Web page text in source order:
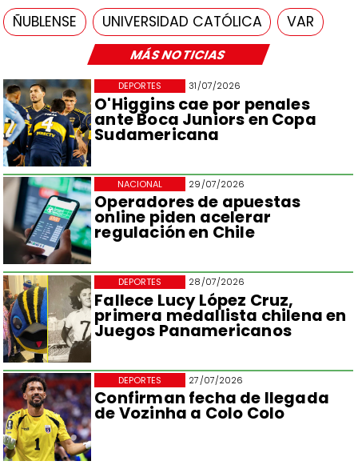
MÁS NOTICIAS
31/07/2026
O'Higgins cae por penales
ante Boca Juniors en Copa
Sudamericana
DEPORTES
29/07/2026
Operadores de apuestas
online piden acelerar
regulación en Chile
NACIONAL
28/07/2026
Fallece Lucy López Cruz,
primera medallista chilena en
Juegos Panamericanos
DEPORTES
27/07/2026
Confirman fecha de llegada
de Vozinha a Colo Colo
DEPORTES
ÑUBLENSE UNIVERSIDAD CATÓLICA VAR